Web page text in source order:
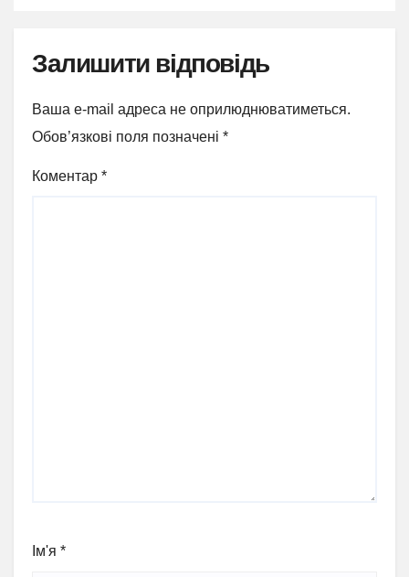
Залишити відповідь
Ваша e-mail адреса не оприлюднюватиметься.
Обов’язкові поля позначені *
Коментар *
Ім'я *